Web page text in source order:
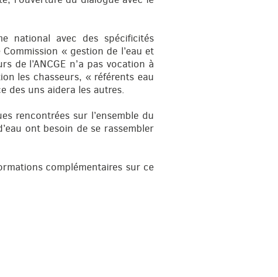
national avec des spécificités
« gestion de l’eau et
de l’ANCGE n’a pas vocation à
les chasseurs, « référents eau
des uns aidera les autres.
rencontrées sur l’ensemble du
ont besoin de se rassembler
complémentaires sur ce